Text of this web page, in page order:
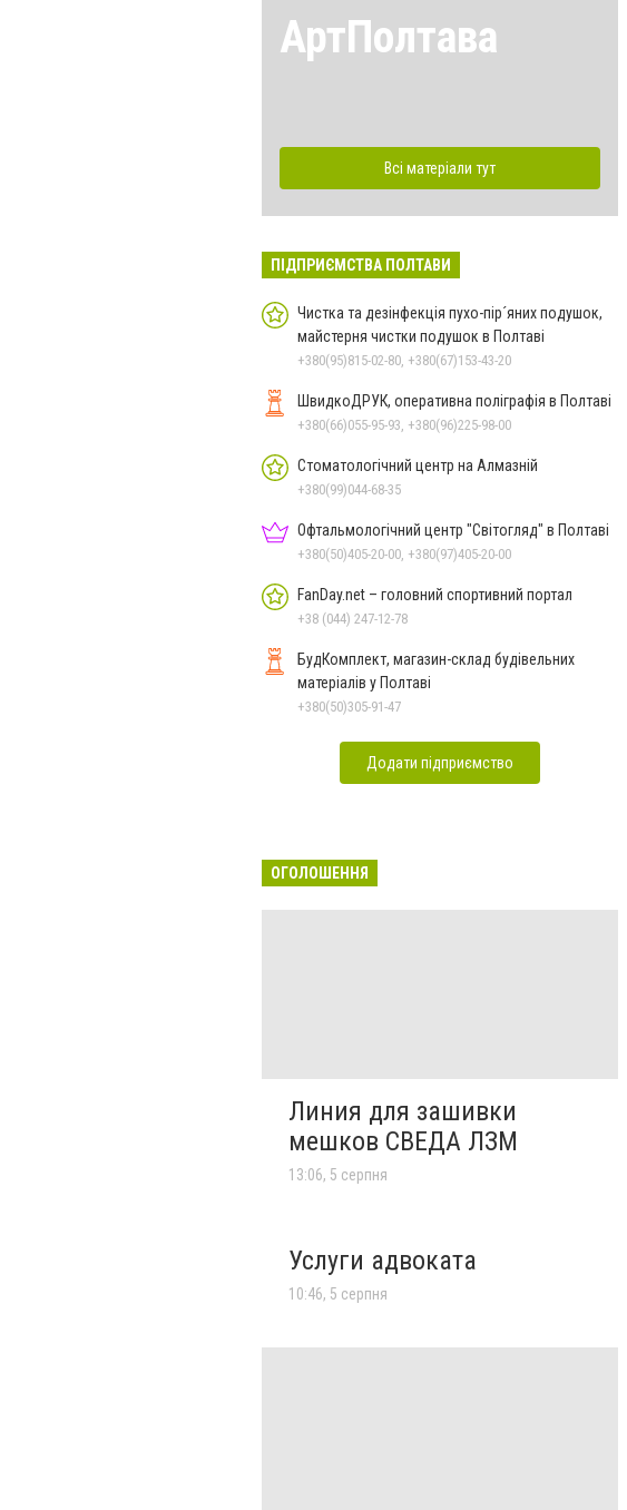
АртПолтава
Всі матеріали тут
ПІДПРИЄМСТВА ПОЛТАВИ
Чистка та дезінфекція пухо-пір´яних подушок,
майстерня чистки подушок в Полтаві
+380(95)815-02-80, +380(67)153-43-20
ШвидкоДРУК, оперативна поліграфія в Полтаві
+380(66)055-95-93, +380(96)225-98-00
Стоматологічний центр на Алмазній
+380(99)044-68-35
Офтальмологічний центр "Світогляд" в Полтаві
+380(50)405-20-00, +380(97)405-20-00
FanDay.net – головний спортивний портал
+38 (044) 247-12-78
БудКомплект, магазин-склад будівельних
матеріалів у Полтаві
+380(50)305-91-47
Додати підприємство
ОГОЛОШЕННЯ
Линия для зашивки
мешков СВЕДА ЛЗМ
13:06, 5 серпня
Услуги адвоката
10:46, 5 серпня